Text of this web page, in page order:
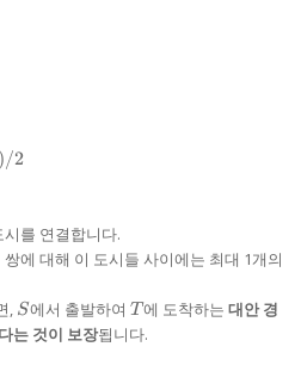
)/2
를 연결합니다.
에 대해 이 도시들 사이에는 최대 1개의
, S
S에서 출발하여 T
T 에 도착하는대안 경
는 것이 보장됩니다.